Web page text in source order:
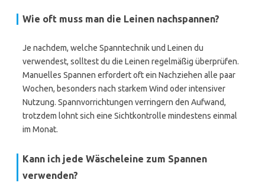
Wie oft muss man die Leinen nachspannen?
Je nachdem, welche Spanntechnik und Leinen du
verwendest, solltest du die Leinen regelmäßig überprüfen.
Manuelles Spannen erfordert oft ein Nachziehen alle paar
Wochen, besonders nach starkem Wind oder intensiver
Nutzung. Spannvorrichtungen verringern den Aufwand,
trotzdem lohnt sich eine Sichtkontrolle mindestens einmal
im Monat.
Kann ich jede Wäscheleine zum Spannen
verwenden?